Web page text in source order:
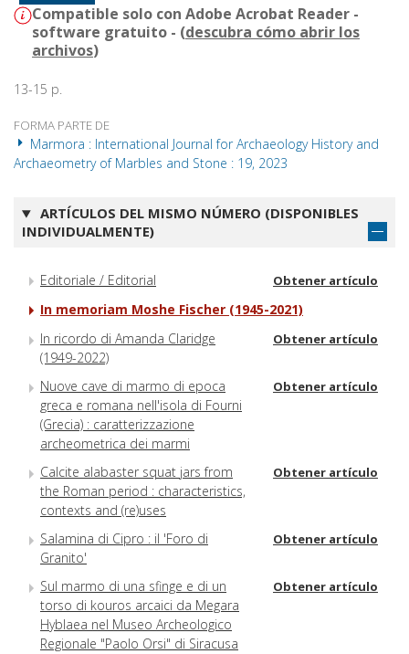
Compatible solo con Adobe Acrobat Reader -
software gratuito - (descubra cómo abrir los
archivos)
13-15 p.
FORMA PARTE DE
Marmora : International Journal for Archaeology History and
Archaeometry of Marbles and Stone : 19, 2023
ARTÍCULOS DEL MISMO NÚMERO (DISPONIBLES
INDIVIDUALMENTE)
Editoriale / Editorial Obtener artículo
In memoriam Moshe Fischer (1945-2021)
In ricordo di Amanda Claridge
(1949-2022)
Obtener artículo
Nuove cave di marmo di epoca
greca e romana nell'isola di Fourni
(Grecia) : caratterizzazione
archeometrica dei marmi
Obtener artículo
Calcite alabaster squat jars from
the Roman period : characteristics,
contexts and (re)uses
Obtener artículo
Salamina di Cipro : il 'Foro di
Granito'
Obtener artículo
Sul marmo di una sfinge e di un
torso di kouros arcaici da Megara
Hyblaea nel Museo Archeologico
Regionale "Paolo Orsi" di Siracusa
Obtener artículo